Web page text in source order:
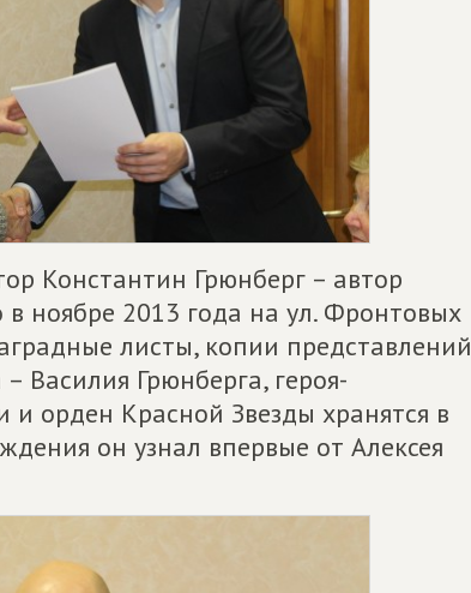
Константин Грюнберг – автор
ноябре 2013 года на ул. Фронтовых
листы, копии представлений
Василия Грюнберга, героя-
орден Красной Звезды хранятся в
он узнал впервые от Алексея